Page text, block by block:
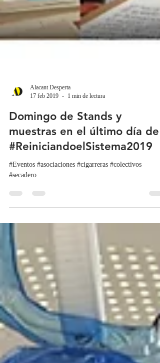
17 feb 2019
1 min de lectura
Domingo de Stands y
muestras en el último día de
#ReiniciandoelSistema2019
#secadero